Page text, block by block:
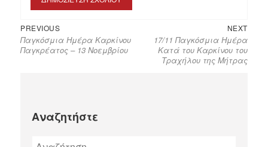
PREVIOUS
Παγκόσμια Ημέρα Καρκίνου
Παγκρέατος – 13 Νοεμβρίου
NEXT
17/11 Παγκόσμια Ημέρα
Κατά του Καρκίνου του
Τραχήλου της Μήτρας
Αναζητήστε